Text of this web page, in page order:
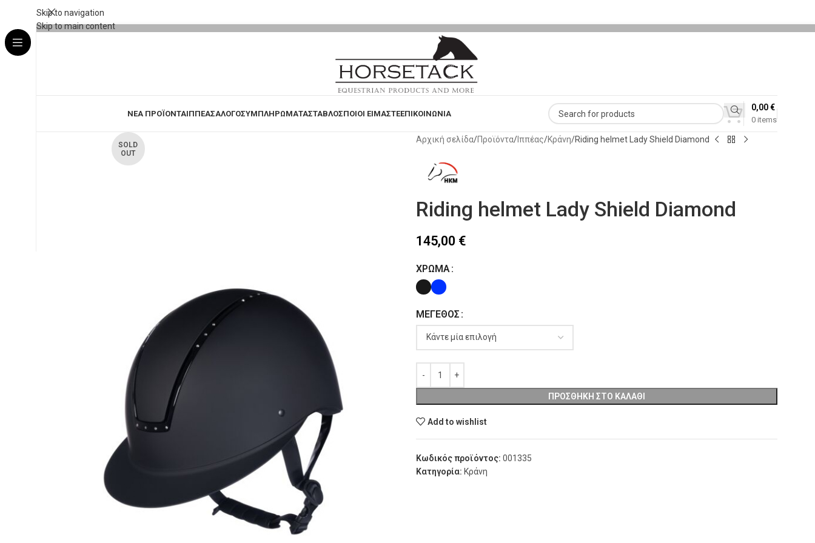
Skip to navigation
Skip to main content
ΝΕΑ ΠΡΟΪΟΝΤΑΙΠΠΕΑΣΑΛΟΓΟΣΥΜΠΛΗΡΩΜΑΤΑΣΤΑΒΛΟΣΠΟΙΟΙ ΕΙΜΑΣΤΕΕΠΙΚΟΙΝΩΝΙΑ
0 items
0,00€
SOLD
OUT
Αρχική σελίδα Προϊόντα Ιππέας Κράνη Riding helmet Lady Shield Diamond
Riding helmet Lady Shield Diamond
145,00 €
ΧΡΏΜΑ
ΜΈΓΕΘΟΣ
ΠΡΟΣΘΉΚΗ ΣΤΟ ΚΑΛΆΘΙ
Add to wishlist
Κωδικός προϊόντος: 001335
Κατηγορία: Κράνη